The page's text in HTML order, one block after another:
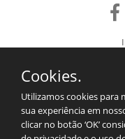
Cookies.
Utilizamos cookies para
sua experiência em
clicar no botão ‘OK’